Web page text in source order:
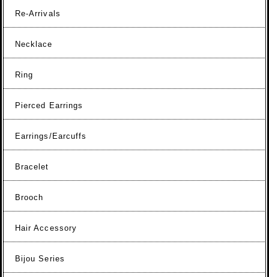
Re-Arrivals
Necklace
Ring
Pierced Earrings
Earrings/Earcuffs
Bracelet
Brooch
Hair Accessory
Bijou Series